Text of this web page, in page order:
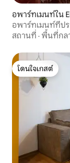
อพาร์ทเมนท์ใน
อพาร์ทเมนท์ที่ปร
สถานที่ · พื้นที่กล
โดนใจเกสต์
โดนใจเกสต์